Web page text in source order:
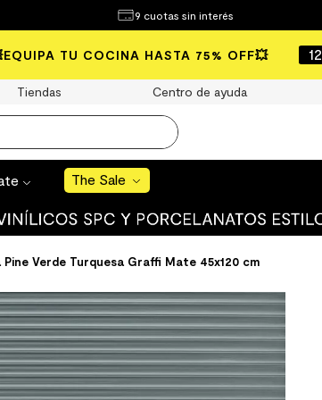
9 cuotas sin interés
TU COCINA HASTA 75% OFF💥 12
Tiendas Centro de ayuda
The Sale
Sale
¿Qué estás buscando?
Verde Turquesa Graffi Mate 45x120 cm